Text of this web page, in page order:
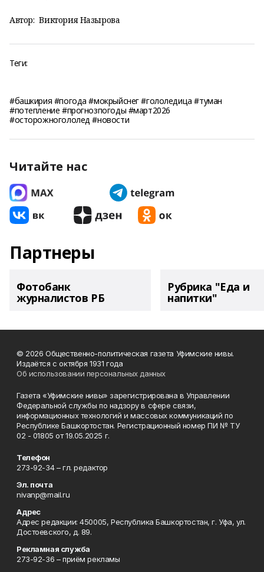
Автор: Виктория Назырова
Теги:
#башкирия #погода #мокрыйснег #гололедица #туман
#потепление #прогнозпогоды #март2026
#осторожногололед #новости
Читайте нас
Партнеры
Фотобанк
журналистов РБ
Рубрика "Еда и
напитки"
© 2026 Общественно-политическая газета Уфимские нивы.
Издаётся с октября 1931 года
Об использовании персональных данных
Газета «Уфимские нивы» зарегистрирована в Управлении
Федеральной службы по надзору в сфере связи,
информационных технологий и массовых коммуникаций по
Республике Башкортостан. Регистрационный номер ПИ № ТУ
02 - 01805 от 19.05.2025 г.
Телефон
273-92-34 – гл. редактор
Эл. почта
nivanp@mail.ru
Адрес
Адрес редакции: 450005, Республика Башкортостан, г. Уфа, ул.
Достоевского, д. 89.
Рекламная служба
273-92-36 – приём рекламы